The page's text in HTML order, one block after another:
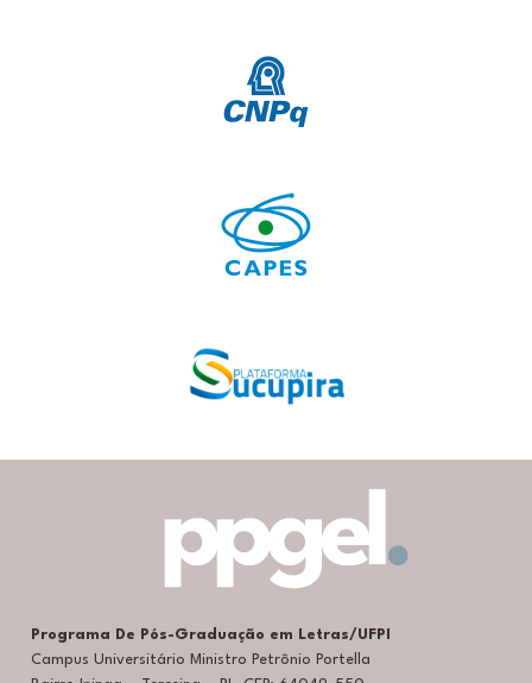
Programa De Pós-Graduação em Letras/UFPI
Campus Universitário Ministro Petrônio Portella